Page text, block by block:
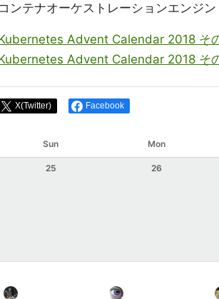
コンテナオーケストレーションエンジ
Advent Calendar 2018 そ
Advent Calendar 2018 そ
X(Twitter) Facebook
Sun Mon
25 26